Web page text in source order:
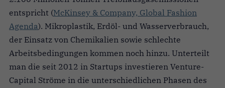
entspricht (McKinsey & Company, Global Fashion
Agenda). Mikroplastik, Erdöl- und Wasserverbrauch,
der Einsatz von Chemikalien sowie schlechte
Arbeitsbedingungen kommen noch hinzu. Unterteilt
man die seit 2012 in Startups investieren Venture-
Capital Ströme in die unterschiedlichen Phasen des